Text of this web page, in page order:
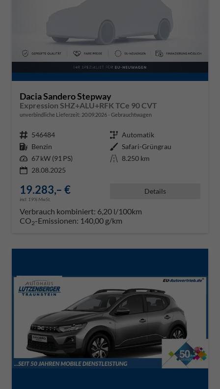
Dacia Sandero Stepway
Expression SHZ+ALU+RFK TCe 90 CVT
unverbindliche Lieferzeit: 20.09.2026 Gebrauchtwagen
Fahrzeugnr. 546484 Getriebe Automatik
Kraftstoff Benzin Außenfarbe Safari-Grüngrau
Leistung 67 kW (91 PS) Kilometerstand 8.250 km
28.08.2025
19.283,– €
incl. 19% MwSt.
Details
Verbrauch kombiniert: 6,20 l/100km
CO2-Emissionen: 140,00 g/km